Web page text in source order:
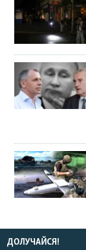
ДОЛУЧАЙСЯ!